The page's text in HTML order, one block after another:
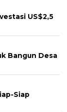
US$2,5
Bangun Desa
Siap